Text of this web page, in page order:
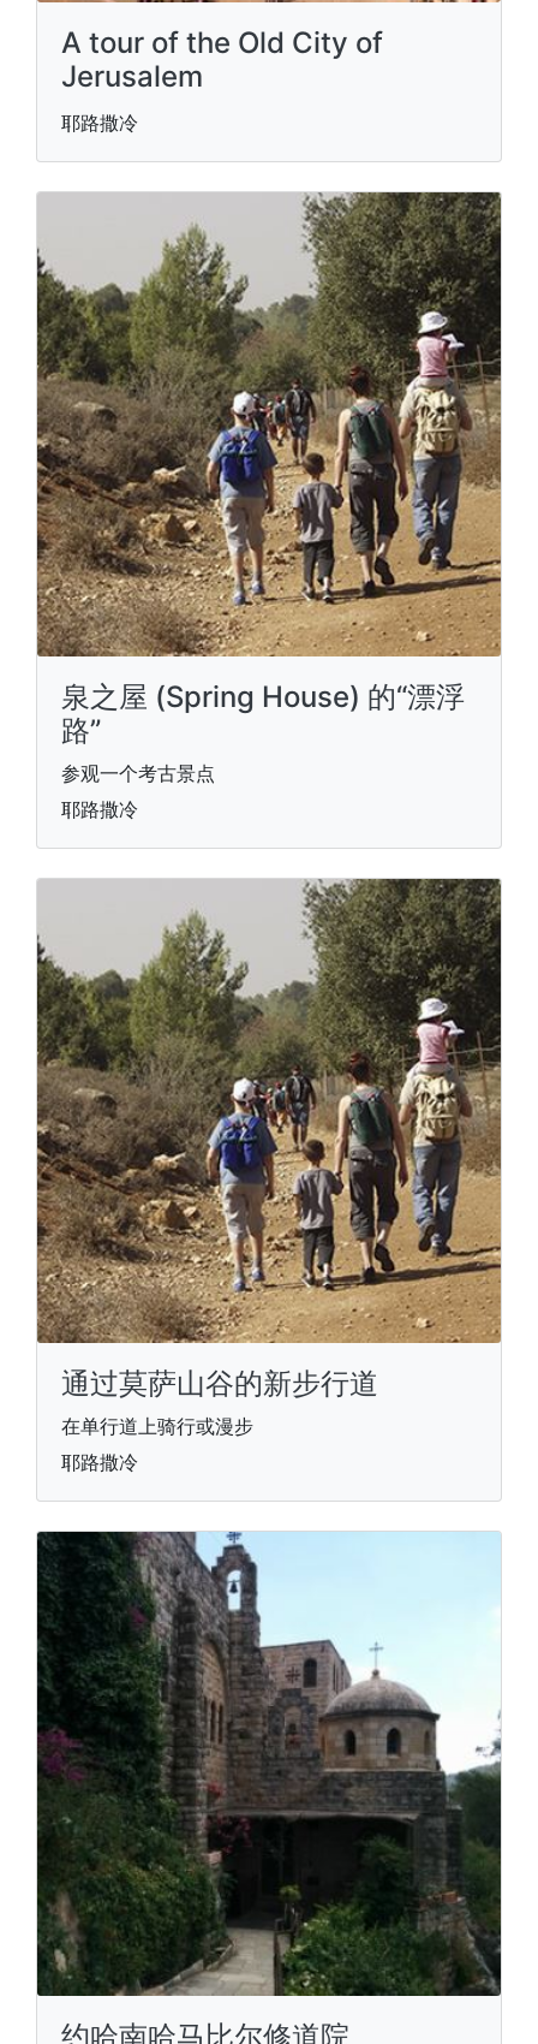
A tour of the Old City of
Jerusalem
耶路撒冷
泉之屋 (Spring House) 的“漂浮
路”
参观一个考古景点
耶路撒冷
通过莫萨山谷的新步行道
在单行道上骑行或漫步
耶路撒冷
约哈南哈马比尔修道院